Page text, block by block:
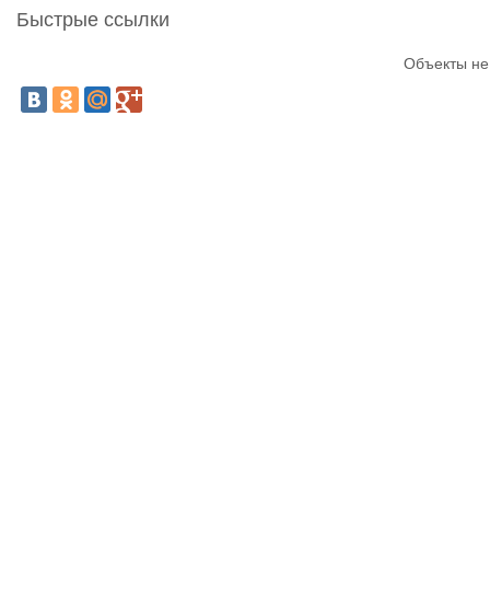
Быстрые ссылки
Объекты